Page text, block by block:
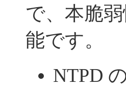
で、本脆
能です。
NTPD